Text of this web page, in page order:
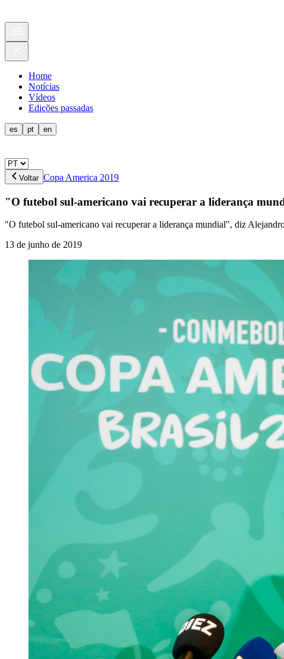
Home
Notícias
Vídeos
Edições passadas
es pt en
Voltar Copa America 2019
"O futebol sul-americano vai recuperar a liderança
"O futebol sul-americano vai recuperar a liderança mundial", diz
13 de junho de 2019